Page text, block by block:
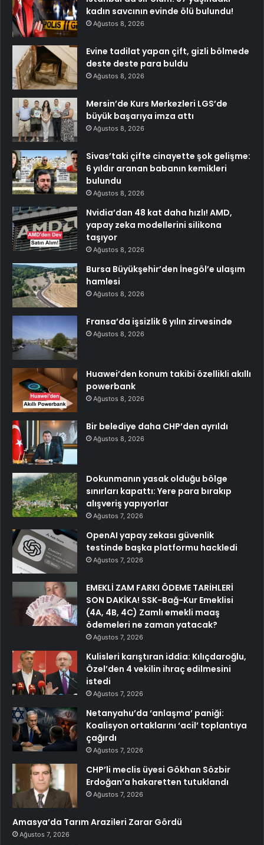
kadın savcının evinde ölü bulundu!
Ağustos 8, 2026
Evine tadilat yapan çift, gizli bölmede
deste deste para buldu
Ağustos 8, 2026
Mersin’de Kurs Merkezleri LGS’de
büyük başarıya imza attı
Ağustos 8, 2026
Sivas’taki çifte cinayette şok gelişme:
6 yıldır aranan babanın kemikleri
bulundu
Ağustos 8, 2026
Nvidia’dan 48 kat daha hızlı! AMD,
yapay zeka modellerini silikona
taşıyor
Ağustos 8, 2026
Bursa Büyükşehir’den İnegöl’e ulaşım
hamlesi
Ağustos 8, 2026
Fransa’da işsizlik 6 yılın zirvesinde
Ağustos 8, 2026
Huawei’den konum takibi özellikli akıllı
powerbank
Ağustos 8, 2026
Bir belediye daha CHP’den ayrıldı
Ağustos 8, 2026
Dokunmanın yasak olduğu bölge
sınırları kapattı: Yere para bırakıp
alışveriş yapıyorlar
Ağustos 7, 2026
OpenAI yapay zekası güvenlik
testinde başka platformu hackledi
Ağustos 7, 2026
EMEKLİ ZAM FARKI ÖDEME TARİHLERİ
SON DAKİKA! SSK-Bağ-Kur Emeklisi
(4A, 4B, 4C) Zamlı emekli maaş
ödemeleri ne zaman yatacak?
Ağustos 7, 2026
Kulisleri karıştıran iddia: Kılıçdaroğlu,
Özel’den 4 vekilin ihraç edilmesini
istedi
Ağustos 7, 2026
Netanyahu’da ‘anlaşma’ paniği:
Koalisyon ortaklarını ‘acil’ toplantıya
çağırdı
Ağustos 7, 2026
CHP’li meclis üyesi Gökhan Sözbir
Erdoğan’a hakaretten tutuklandı
Ağustos 7, 2026
Amasya’da Tarım Arazileri Zarar Gördü
Ağustos 7, 2026